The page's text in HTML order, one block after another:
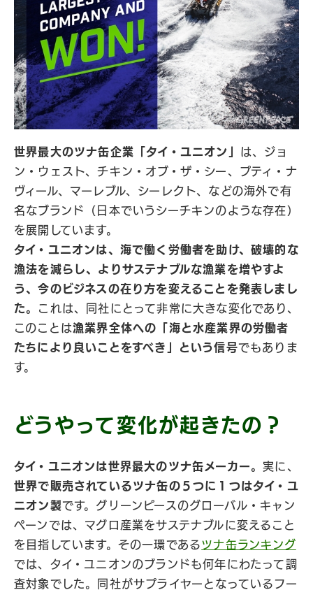
世界最大のツナ缶企業「タイ・ユニオン」 は、ジョ
ン・ウェスト、チキン・オブ・ザ・シー、プティ・ナ
ヴィール、マーレブル、シーレクト、などの海外で有
名なブランド（日本でいうシーチキンのような存在）
を展開しています。
タイ・ユニオンは、海で働く労働者を助け、破壊的な
漁法を減らし、よりサステナブルな漁業を増やすよ
う、今のビジネスの在り方を変えることを発表しまし
た。 これは、同社にとって非常に大きな変化であり、
このことは漁業界全体への「海と水産業界の労働者
たちにより良いことをすべき」という信号でもありま
す。
どうやって変化が起きたの？
タイ・ユニオンは世界最大のツナ缶メーカー。実に、
世界で販売されているツナ缶の５つに１つはタイ・ユ
ニオン製です。グリーンピースのグローバル・キャン
ペーンでは、マグロ産業をサステナブルに変えること
を目指しています。その一環であるツナ缶ランキング
では、タイ・ユニオンのブランドも何年にわたって調
査対象でした。同社がサプライヤーとなっているフー